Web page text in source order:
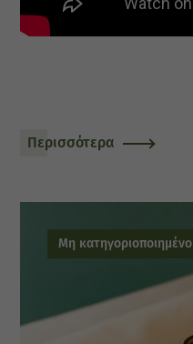
Περισσότερα
Μη κατηγοριοποιημένο